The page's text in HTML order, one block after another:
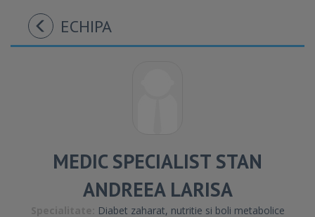
ECHIPA
MEDIC SPECIALIST STAN
ANDREEA LARISA
Diabet zaharat, nutritie si boli metabolice